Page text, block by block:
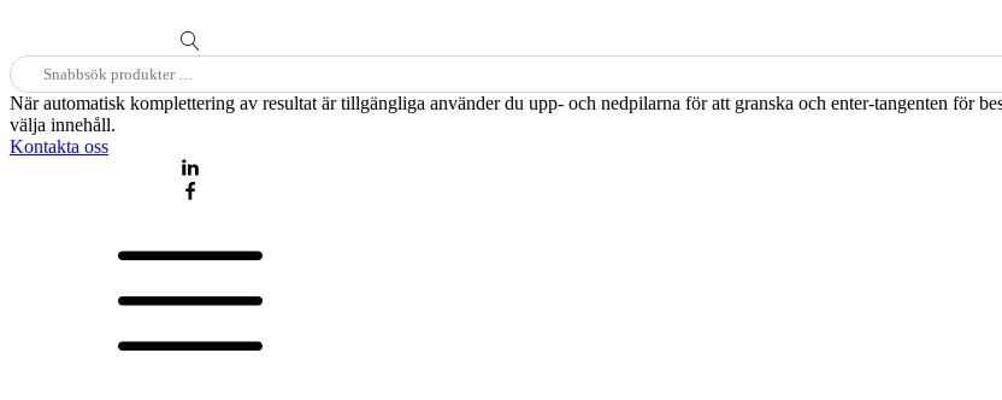
Sök
efter:
När automatisk komplettering av resultat är tillgängliga använder du upp- och nedpilarna för att granska och enter-tangenten för
välja innehåll.
Kontakta oss